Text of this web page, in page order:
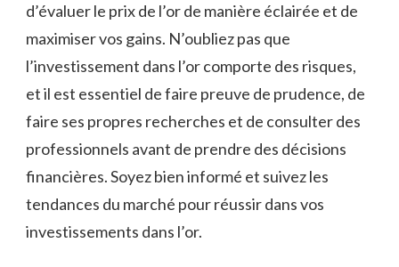
d’évaluer le ‍prix de l’or de ⁣manière éclairée et ‌de
maximiser vos gains. N’oubliez pas que
l’investissement dans l’or comporte des risques,
et ‌il est essentiel de ​faire preuve de‍ prudence, de⁤
faire ses propres​ recherches et de ‍consulter des
professionnels avant de ⁢prendre​ des décisions
⁤financières. Soyez bien informé et suivez les⁤
tendances du marché pour réussir dans vos
⁢investissements dans l’or.